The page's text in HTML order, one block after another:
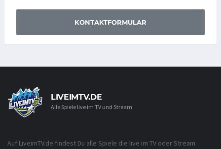
KONTAKTFORMULAR
LIVEIMTV.DE
Alle Spiele live im TV und Stream
Auf LiveimTV.de findest Du alle Spiele die live im TV oder Stream